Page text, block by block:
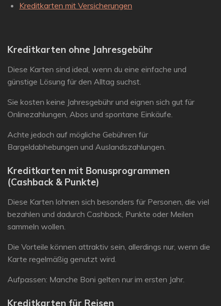
Kreditkarten mit Versicherungen
Kreditkarten ohne Jahresgebühr
Diese Karten sind ideal, wenn du eine einfache und
günstige Lösung für den Alltag suchst.
Sie kosten keine Jahresgebühr und eignen sich gut für
Onlinezahlungen, Abos und spontane Einkäufe.
Achte jedoch auf mögliche Gebühren für
Bargeldabhebungen und Auslandszahlungen.
Kreditkarten mit Bonusprogrammen
(Cashback & Punkte)
Diese Karten lohnen sich besonders für Personen, die viel
bezahlen und dadurch Cashback, Punkte oder Meilen
sammeln wollen.
Die Vorteile können attraktiv sein, allerdings nur, wenn die
Karte regelmäßig genutzt wird.
Aufpassen: Manche Boni gelten nur im ersten Jahr.
Kreditkarten für Reisen